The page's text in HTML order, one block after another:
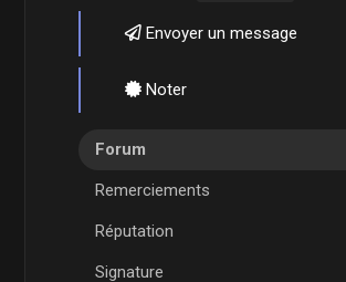
Envoyer un message
Noter
Forum
Remerciements
Réputation
Signature